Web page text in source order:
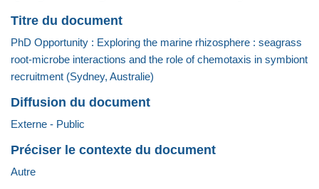
Titre du document
PhD Opportunity : Exploring the marine rhizosphere : seagrass
root-microbe interactions and the role of chemotaxis in symbiont
recruitment (Sydney, Australie)
Diffusion du document
Externe - Public
Préciser le contexte du document
Autre